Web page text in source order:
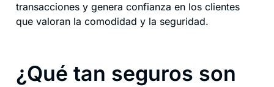
transacciones y genera confianza en los clientes
que valoran la comodidad y la seguridad.
¿Qué tan seguros son